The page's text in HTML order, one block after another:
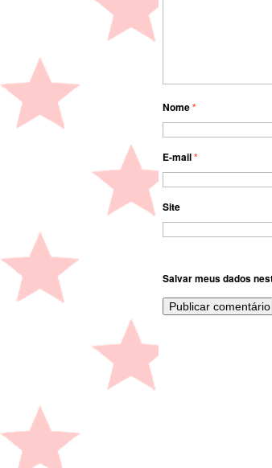
Nome*
E-mail*
Site
Salvar meus dados